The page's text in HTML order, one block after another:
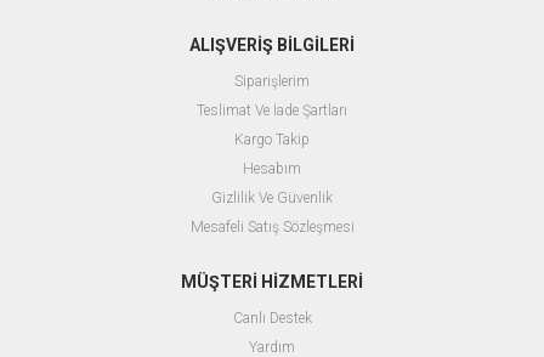
ALIŞVERİŞ BİLGİLERİ
Siparişlerim
Teslimat Ve İade Şartları
Kargo Takip
Hesabım
Gizlilik Ve Güvenlik
Mesafeli Satış Sözleşmesi
MÜŞTERİ HİZMETLERİ
Canlı Destek
Yardım